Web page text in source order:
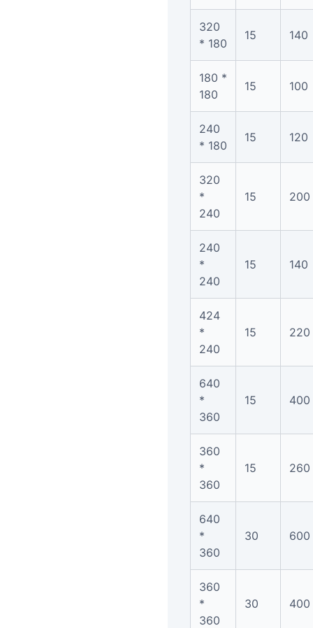
320
* 180
15 140
180 *
180
15 100
240
* 180
15 120
320
*
240
15 200
240
*
240
15 140
424
*
240
15 220
640
*
360
15 400
360
*
360
15 260
640
*
360
30 600
360
*
360
30 400